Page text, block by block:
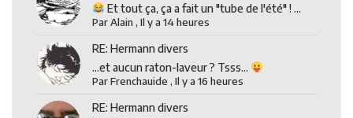
Et tout ça, ça a fait un "tube de l'été" ! ...
ParAlain ,Il y a 14 heures
RE: Hermann divers
...et aucun raton-laveur ? Tsss...
ParFrenchauide ,Il y a 16 heures
RE: Hermann divers